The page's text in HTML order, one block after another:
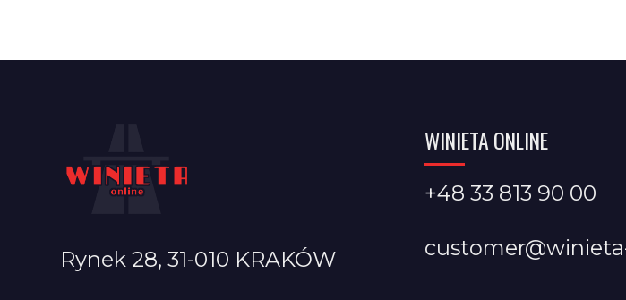
Rynek 28, 31-010 KRAKÓW
WINIETA ONLINE
+48 33 813 90 00